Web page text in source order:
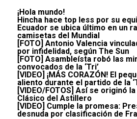
¡Hola mundo!
Hincha hace top less por su
Ecuador se ubica último en un
camisetas del Mundial
[FOTO] Antonio Valencia
por infidelidad, según The Sun
[FOTO] Asambleísta robó las
convocados de la ‘Tri’
[VIDEO] ¡MÁS CORAZÓN! El
aliento durante el partido de la
[VIDEO/FOTOS] Así se originó
Clásico del Astillero
[VIDEO] Cumple la promesa:
desnuda por clasificación de